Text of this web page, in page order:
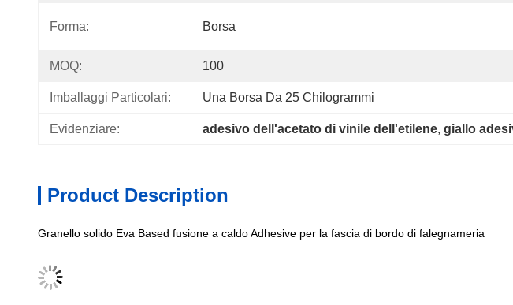
Forma: Borsa
MOQ: 100
Imballaggi Particolari: Una Borsa Da 25 Chilogrammi
Evidenziare: adesivo dell'acetato di vinile dell'etilene, giallo
Product Description
Granello solido Eva Based fusione a caldo Adhesive per la fascia di bordo di falegnameria